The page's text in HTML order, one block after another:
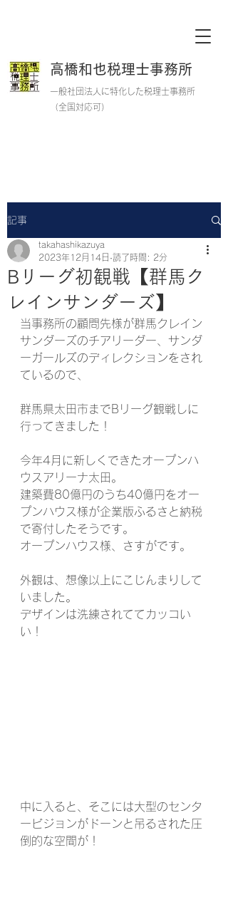
高橋和也税理士事務所
一般社団法人に特化した税理士事務所
​​（全国対応可）
記事
Bリーグ初観戦【群馬ク
レインサンダーズ】
takahashikazuya
2023年12月14日 読了時間: 2分
当事務所の顧問先様が群馬クレイン
サンダーズのチアリーダー、サンダ
ーガールズのディレクションをされ
ているので、
群馬県太田市までBリーグ観戦しに
行ってきました！
今年4月に新しくできたオープンハ
ウスアリーナ太田。
建築費80億円のうち40億円をオー
プンハウス様が企業版ふるさと納税
で寄付したそうです。
オープンハウス様、さすがです。
外観は、想像以上にこじんまりして
いました。
デザインは洗練されててカッコい
い！
中に入ると、そこには大型のセンタ
ービジョンがドーンと吊るされた圧
倒的な空間が！